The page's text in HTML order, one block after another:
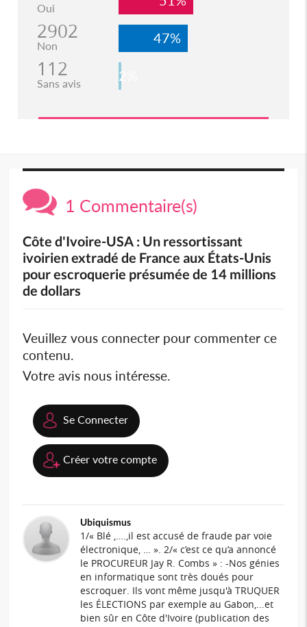
Oui
2902
Non 47%
112
Sans avis 2%
1 Commentaire(s)
Côte d'Ivoire-USA : Un ressortissant
ivoirien extradé de France aux États-Unis
pour escroquerie présumée de 14 millions
de dollars
Veuillez vous connecter pour commenter ce
contenu.
Votre avis nous intéresse.
Se Connecter
Créer votre compte
Ubiquismus
1/« Blé ,….,il est accusé de fraude par voie
électronique, … ». 2/« c’est ce qu’a annoncé
le PROCUREUR Jay R. Combs » : -Nos génies
en informatique sont très doués pour
escroquer. Ils vont même jusqu'à TRUQUER
les ÉLECTIONS par exemple au Gabon,...et
bien sûr en Côte d'Ivoire (publication des